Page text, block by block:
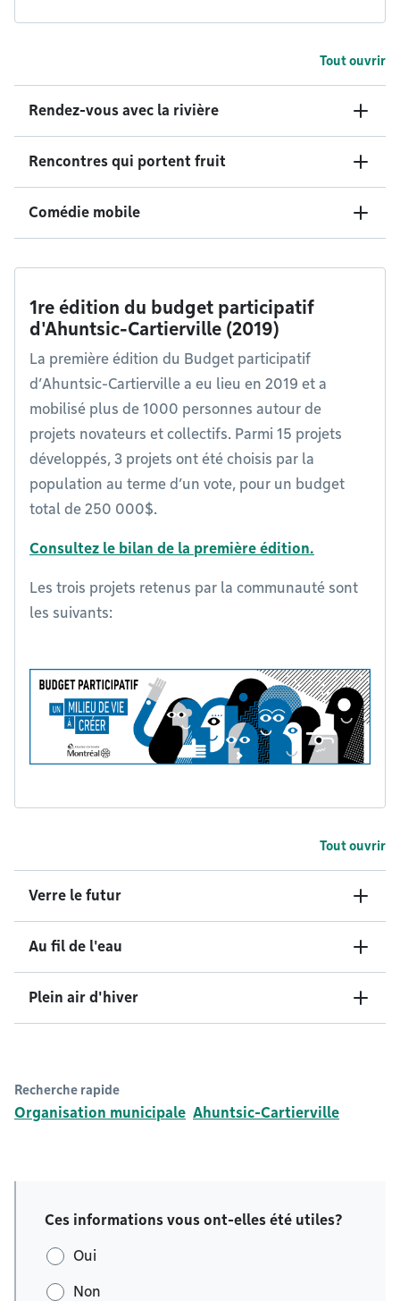
Tout ouvrir
Rendez-vous avec la rivière
Rencontres qui portent fruit
Comédie mobile
1re édition du budget participatif
d'Ahuntsic-Cartierville (2019)
La première édition du Budget participatif
d’Ahuntsic-Cartierville a eu lieu en 2019 et a
mobilisé plus de 1000 personnes autour de
projets novateurs et collectifs. Parmi 15 projets
développés, 3 projets ont été choisis par la
population au terme d’un vote, pour un budget
total de 250 000$.
Consultez le bilan de la première édition.
Les trois projets retenus par la communauté sont
les suivants:
Tout ouvrir
Verre le futur
Au fil de l'eau
Plein air d'hiver
Recherche rapide
Organisation municipale Ahuntsic-Cartierville
Ces informations vous ont-elles été utiles?
Oui
Non